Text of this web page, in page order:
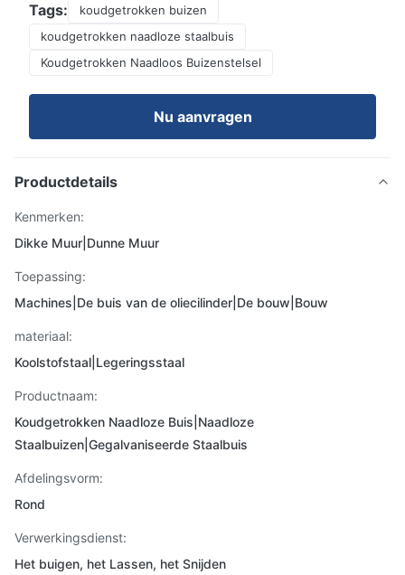
Tags:
koudgetrokken buizen
koudgetrokken naadloze staalbuis
Koudgetrokken Naadloos Buizenstelsel
Nu aanvragen
Productdetails
Kenmerken:
Dikke Muur|Dunne Muur
Toepassing:
Machines|De buis van de oliecilinder|De bouw|Bouw
materiaal:
Koolstofstaal|Legeringsstaal
Productnaam:
Koudgetrokken Naadloze Buis|Naadloze
Staalbuizen|Gegalvaniseerde Staalbuis
Afdelingsvorm:
Rond
Verwerkingsdienst:
Het buigen, het Lassen, het Snijden